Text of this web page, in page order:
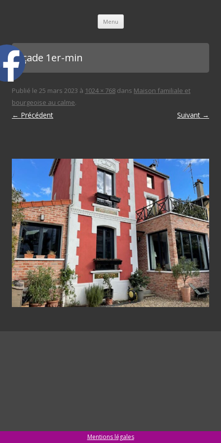
Menu Aller au contenu principal
Façade 1er-min
Publié le 25 mars 2023 à 1024 × 768 dans Maison familiale et
bourgeoise au calme.
← Précédent Suivant →
Mentions légales